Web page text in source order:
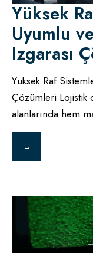
Yüksek
Uyumlu
Izgarası
Yüksek Raf
Çözümleri Lojistik
alanlarında hem
→